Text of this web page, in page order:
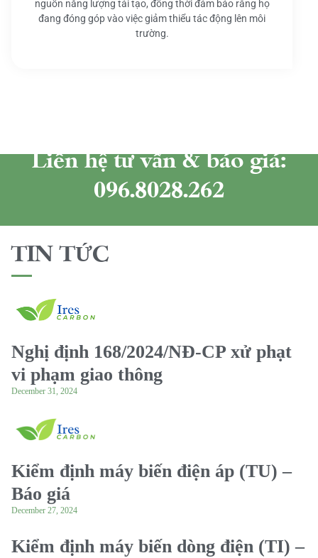
nguồn năng lượng tái tạo, đồng thời đảm bảo rằng họ
đang đóng góp vào việc giảm thiểu tác động lên môi
trường.
Liên hệ tư vấn & báo giá:
096.8028.262
TIN TỨC
Nghị định 168/2024/NĐ-CP xử phạt
vi phạm giao thông
December 31, 2024
Kiểm định máy biến điện áp (TU) –
Báo giá
December 27, 2024
Kiểm định máy biến dòng điện (TI) –